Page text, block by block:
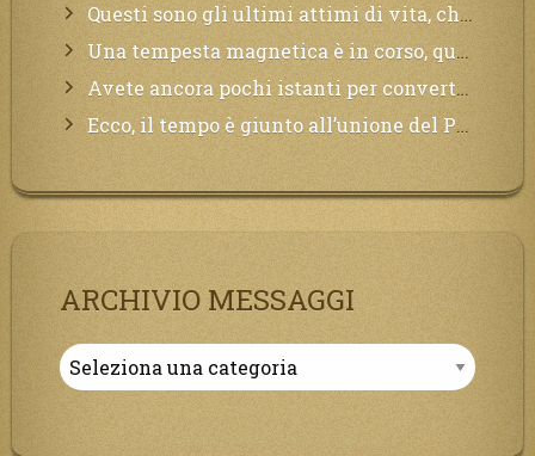
Questi sono gli ultimi attimi di vita, chi si vuole salvare Mi chiami in suo aiuto.
Una tempesta magnetica è in corso, questa generazione patirà. Il black out non tarderà ad arrivare e tutta la Terra sarà oscurata.
Avete ancora pochi istanti per convertirvi, non perdete tempo, la sciagura arriverà all’improvviso e per chi non si sarà preparato saranno dolori.
Ecco, il tempo è giunto all’unione del Padre con il figlio, non avete che da attendere pochissimo.
ARCHIVIO MESSAGGI
Archivio
Messaggi